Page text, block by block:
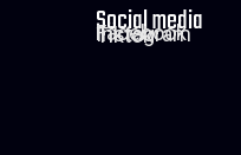
Social media
Facebook
Instagram
Tiktok